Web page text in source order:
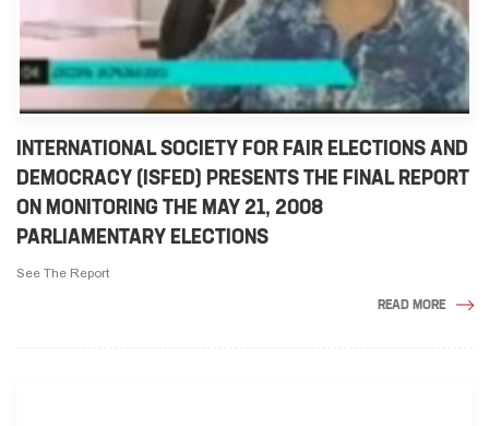
INTERNATIONAL SOCIETY FOR FAIR ELECTIONS AND
DEMOCRACY (ISFED) PRESENTS THE FINAL REPORT
ON MONITORING THE MAY 21, 2008
PARLIAMENTARY ELECTIONS
See The Report
READ MORE